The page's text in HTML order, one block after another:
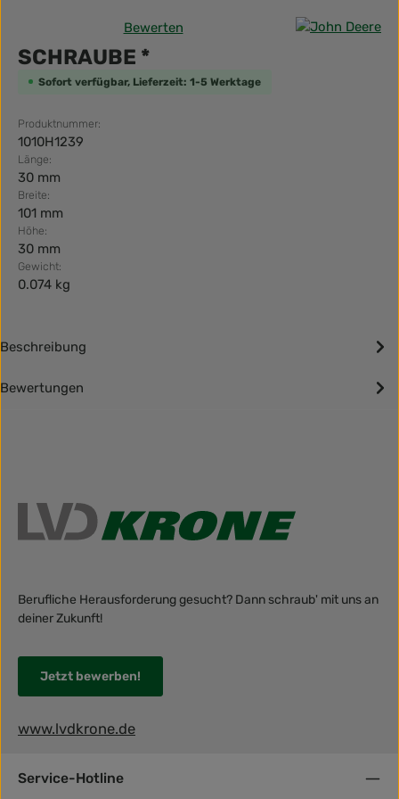
Durchschnittliche Bewertung von 0 von 5 Sternen
Bewerten
SCHRAUBE *
Sofort verfügbar, Lieferzeit: 1-5 Werktage
Produktnummer:
1010H1239
Länge:
30 mm
Breite:
101 mm
Höhe:
30 mm
Gewicht:
0.074 kg
Beschreibung
Bewertungen
Berufliche Herausforderung gesucht? Dann schraub' mit uns an
deiner Zukunft!
Jetzt bewerben!
www.lvdkrone.de
Service-Hotline